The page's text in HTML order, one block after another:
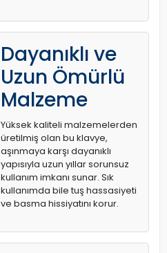
Dayanıklı ve
Uzun Ömürlü
Malzeme
Yüksek kaliteli malzemelerden
üretilmiş olan bu klavye,
aşınmaya karşı dayanıklı
yapısıyla uzun yıllar sorunsuz
kullanım imkanı sunar. Sık
kullanımda bile tuş hassasiyeti
ve basma hissiyatını korur.